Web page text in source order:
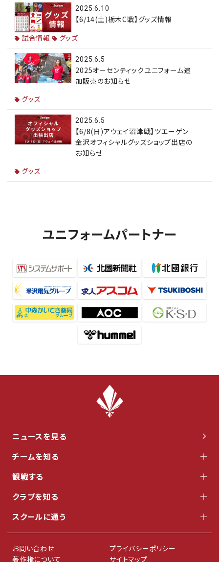
2025.6.10
【6/14(土)栃木C戦】グッズ情報
試合情報
グッズ
2025.6.5
2025オーセンティックユニフォーム追
加販売のお知らせ
グッズ
2025.6.5
【6/8(日)アウェイ沼津戦】ツエーゲン
金沢オフィシャルグッズショップ出店の
お知らせ
グッズ
ユニフォームパートナー
ニュースを見る
チームを知る
観戦する
クラブを知る
スクールに通う
お問い合わせ
プライバシーポリシー
著作権について
サイトマップ